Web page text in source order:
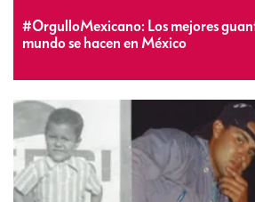
#OrgulloMexicano: Los mejores
mundo se hacen en México